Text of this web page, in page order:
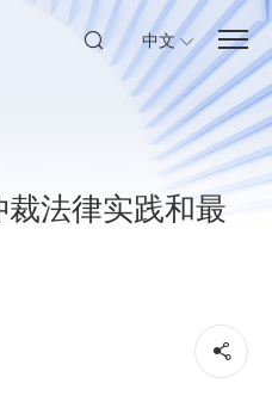
中文
法律实践和最